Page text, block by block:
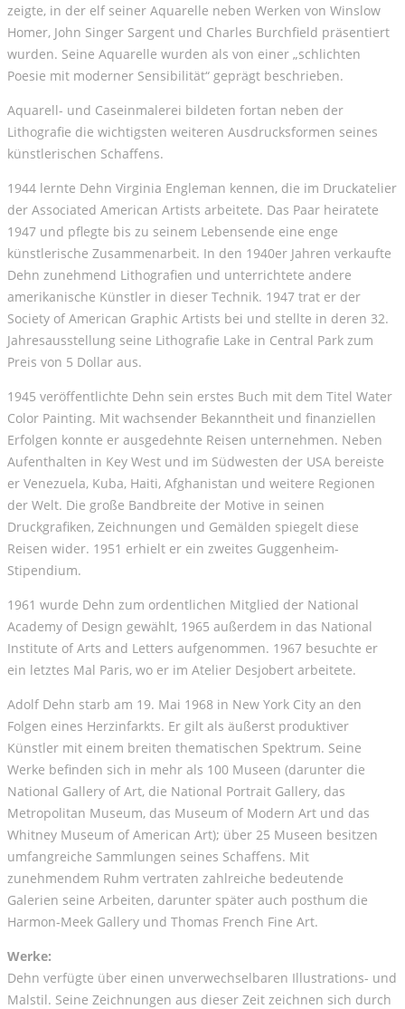
zeigte, in der elf seiner Aquarelle neben Werken von Winslow
Homer, John Singer Sargent und Charles Burchfield präsentiert
wurden. Seine Aquarelle wurden als von einer „schlichten
Poesie mit moderner Sensibilität“ geprägt beschrieben.
Aquarell- und Caseinmalerei bildeten fortan neben der
Lithografie die wichtigsten weiteren Ausdrucksformen seines
künstlerischen Schaffens.
1944 lernte Dehn Virginia Engleman kennen, die im Druckatelier
der Associated American Artists arbeitete. Das Paar heiratete
1947 und pflegte bis zu seinem Lebensende eine enge
künstlerische Zusammenarbeit. In den 1940er Jahren verkaufte
Dehn zunehmend Lithografien und unterrichtete andere
amerikanische Künstler in dieser Technik. 1947 trat er der
Society of American Graphic Artists bei und stellte in deren 32.
Jahresausstellung seine Lithografie Lake in Central Park zum
Preis von 5 Dollar aus.
1945 veröffentlichte Dehn sein erstes Buch mit dem Titel Water
Color Painting. Mit wachsender Bekanntheit und finanziellen
Erfolgen konnte er ausgedehnte Reisen unternehmen. Neben
Aufenthalten in Key West und im Südwesten der USA bereiste
er Venezuela, Kuba, Haiti, Afghanistan und weitere Regionen
der Welt. Die große Bandbreite der Motive in seinen
Druckgrafiken, Zeichnungen und Gemälden spiegelt diese
Reisen wider. 1951 erhielt er ein zweites Guggenheim-
Stipendium.
1961 wurde Dehn zum ordentlichen Mitglied der National
Academy of Design gewählt, 1965 außerdem in das National
Institute of Arts and Letters aufgenommen. 1967 besuchte er
ein letztes Mal Paris, wo er im Atelier Desjobert arbeitete.
Adolf Dehn starb am 19. Mai 1968 in New York City an den
Folgen eines Herzinfarkts. Er gilt als äußerst produktiver
Künstler mit einem breiten thematischen Spektrum. Seine
Werke befinden sich in mehr als 100 Museen (darunter die
National Gallery of Art, die National Portrait Gallery, das
Metropolitan Museum, das Museum of Modern Art und das
Whitney Museum of American Art); über 25 Museen besitzen
umfangreiche Sammlungen seines Schaffens. Mit
zunehmendem Ruhm vertraten zahlreiche bedeutende
Galerien seine Arbeiten, darunter später auch posthum die
Harmon-Meek Gallery und Thomas French Fine Art.
Werke:
Dehn verfügte über einen unverwechselbaren Illustrations- und
Malstil. Seine Zeichnungen aus dieser Zeit zeichnen sich durch